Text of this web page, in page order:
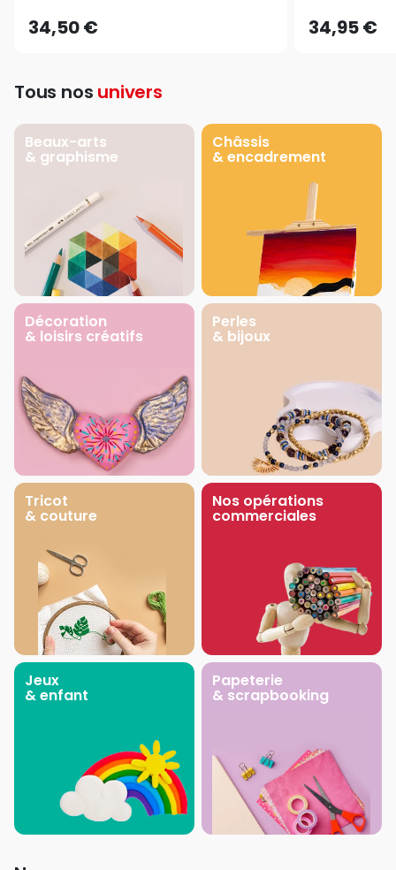
34,50 € 34,95 €
Tous nos univers
Beaux-arts
& graphisme
Châssis
& encadrement
Décoration
& loisirs créatifs
Perles
& bijoux
Tricot
& couture
Nos opérations
commerciales
Jeux
& enfant
Papeterie
& scrapbooking